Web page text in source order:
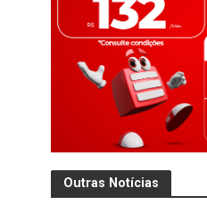
Outras Notícias